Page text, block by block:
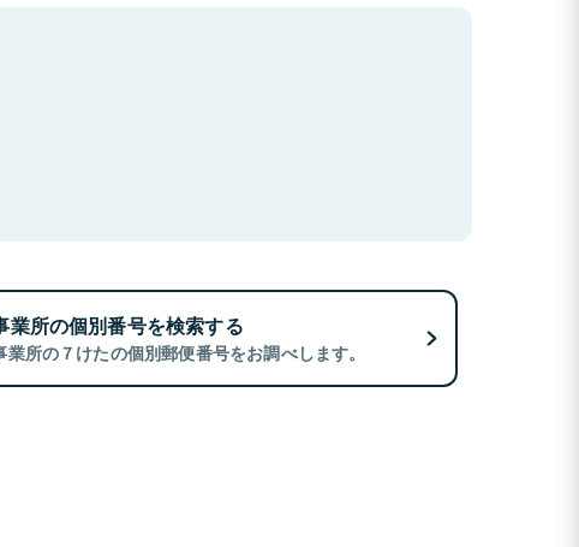
業所の個別番号を検索する
業所の７けたの個別郵便番号をお調べします。